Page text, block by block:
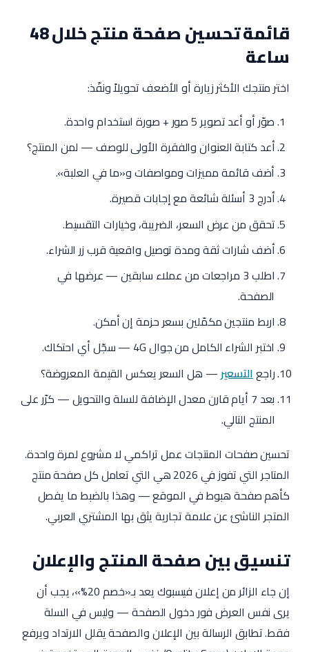
قائمة تحسين صفحة منتج خلال 48
ساعة
اختر منتجك الأكثر زيارة أو الأضعف تحويلاً ونفّذ:
صوّر أو أعد تصوير 5 صور + صورة استخدام واحدة.
أعد كتابة العنوان والفقرة الأولى للوصف — لمن المنتج؟
أضف قائمة مميزات ومواصفات و«ما في العلبة».
أدرج 3 أسئلة شائعة مع إجابات قصيرة.
تحقق من عرض السعر، الضريبة، وخيارات التقسيط.
أضف شارات ثقة ومدة توصيل واقعية قرب زر الشراء.
اطلب 3 مراجعات من عملاء سابقين — عرضها في
الصفحة.
اربط منتجين مكمّلين بسعر حزمة إن أمكن.
اختبر الشراء الكامل من جوال 4G — سجّل أي احتكاك.
راجعالتسعير— هل السعر يعكس القيمة المعروضة؟
بعد 7 أيام قارن معدل الإضافة للسلة والتحويل — كرّر على
المنتج التالي.
تحسين صفحات المنتجات عمل تراكمي لا مشروع لمرة واحدة.
المتاجر التي تفوز في 2026 هي التي تعامل كل صفحة منتج
كأهم صفحة هبوط في الموقع — وهذا بالضبط ما يفصل
المتجر الناشئ عن علامة تجارية يثق بها المشتري العربي.
تنسيق بين صفحة المنتج والإعلان
إن جاء الزائر من إعلان فيسبوك يعد بـ«خصم 20%»، يجب أن
يرى نفس العرض فور دخول الصفحة — وليس في السلة
فقط. تطابق الرسالة بين الإعلان والصفحة يقلل الارتداد ويرفع